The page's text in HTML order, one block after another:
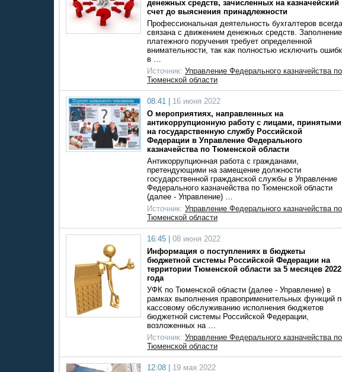
денежных средств, зачисленных на казначейский
счет до выяснения принадлежности
Профессиональная деятельность бухгалтеров всегда
связана с движением денежных средств. Заполнение
платежного поручения требует определенной
внимательности, так как полностью исключить
в …
Источник: Управление Федерального казначейства по
Тюменской области
08:41 |
16 июня 2022
О мероприятиях, направленных на
антикоррупционную работу с лицами, принятыми
на государственную службу Российской
Федерации в Управление Федерального
казначейства по Тюменской области
Антикоррупционная работа с гражданами,
претендующими на замещение должности
государственной гражданской службы в Управление
Федерального казначейства по Тюменской области
(далее - Управление) …
Источник: Управление Федерального казначейства по
Тюменской области
16:45 |
08 июня 2022
Информация о поступлениях в бюджеты
бюджетной системы Российской Федерации на
территории Тюменской области за 5 месяцев 2022
года
УФК по Тюменской области (далее - Управление) в
рамках выполнения правоприменительных функций
кассовому обслуживанию исполнения бюджетов
бюджетной системы Российской Федерации,
возложенных на …
Источник: Управление Федерального казначейства по
Тюменской области
12:08 |
19 мая 2022